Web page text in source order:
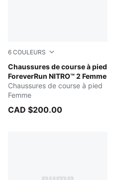
6 COULEURS
Chaussures de course à pied
ForeverRun NITRO™ 2 Femme
PUMA White-Mint Melt
Chaussures de course à pied
Femme
CAD $200.00